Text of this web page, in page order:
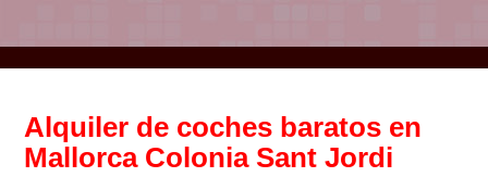
Alquiler de coches baratos en
Mallorca Colonia Sant Jordi